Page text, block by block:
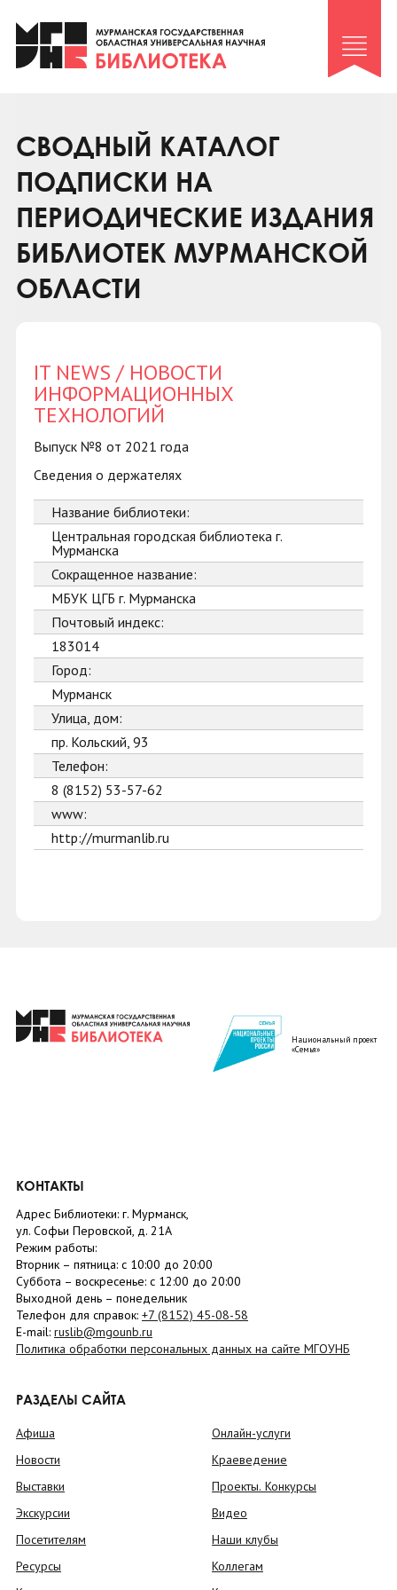
Клуб «Гиря и сельдерей»
Клуб «Семейный архив»
Коллегам
Контакты
СВОДНЫЙ КАТАЛОГ
ПОДПИСКИ НА
ПЕРИОДИЧЕСКИЕ ИЗДАНИЯ
БИБЛИОТЕК МУРМАНСКОЙ
ОБЛАСТИ
IT NEWS / НОВОСТИ
ИНФОРМАЦИОННЫХ
ТЕХНОЛОГИЙ
Выпуск №8 от 2021 года
Сведения о держателях
Название библиотеки:
Центральная городская библиотека г.
Мурманска
Сокращенное название:
МБУК ЦГБ г. Мурманска
Почтовый индекс:
183014
Город:
Мурманск
Улица, дом:
пр. Кольский, 93
Телефон:
8 (8152) 53-57-62
www:
http://murmanlib.ru
Национальный проект
«Семья»
КОНТАКТЫ
Адрес Библиотеки: г. Мурманск,
ул. Софьи Перовской, д. 21А
Режим работы:
Вторник – пятница: с 10:00 до 20:00
Суббота – воскресенье: c 12:00 до 20:00
Выходной день – понедельник
Телефон для справок: +7 (8152) 45-08-58
E-mail: ruslib@mgounb.ru
Политика обработки персональных данных на сайте МГОУНБ
РАЗДЕЛЫ САЙТА
Афиша
Новости
Выставки
Экскурсии
Посетителям
Ресурсы
Онлайн-услуги
Краеведение
Проекты. Конкурсы
Видео
Наши клубы
Коллегам